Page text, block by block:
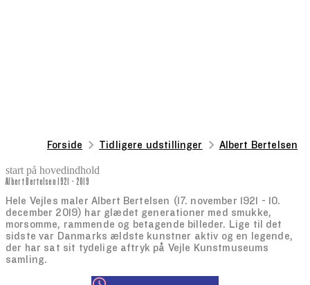
Forside Tidligere udstillinger Albert Bertelsen
start på hovedindhold
Albert Bertelsen 1921 - 2019
Hele Vejles maler Albert Bertelsen (17. november 1921 - 10.
december 2019) har glædet generationer med smukke,
morsomme, rammende og betagende billeder. Lige til det
sidste var Danmarks ældste kunstner aktiv og en legende,
der har sat sit tydelige aftryk på Vejle Kunstmuseums
samling.
senest opdateret 18. september 2025